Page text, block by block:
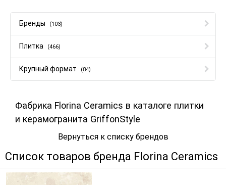
Бренды (103)
Плитка (466)
Крупный формат (84)
Фабрика Florina Ceramics в каталоге плитки
и керамогранита GriffonStyle
Вернуться к списку брендов
Список товаров бренда Florina Ceramics